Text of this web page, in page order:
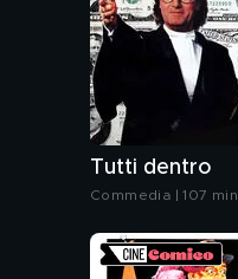
Tutti dentro
Commedia | 107 min